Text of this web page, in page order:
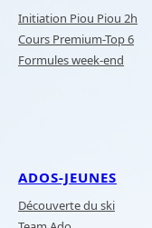
Initiation Piou Piou 2h
Cours Premium-Top 6
Formules week-end
ADOS-JEUNES
Découverte du ski